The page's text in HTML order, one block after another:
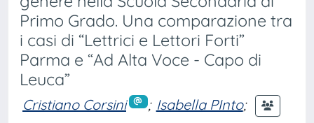
Primo Grado. Una comparazione tra
i casi di “Lettrici e Lettori Forti”
Parma e “Ad Alta Voce - Capo di
Leuca”
Cristiano Corsini ; Isabella PInto;